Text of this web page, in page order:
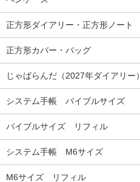
正方形ダイアリー・正方形ノート
正方形カバー・バッグ
じゃばらんだ（2027年ダイアリー）
システム手帳 バイブルサイズ
バイブルサイズ リフィル
システム手帳 M6サイズ
M6サイズ リフィル